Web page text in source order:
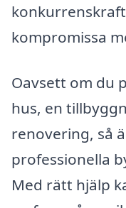
kompromissa
Oavsett om du
hus, en
renovering, så
professionella
Med rätt hjälp